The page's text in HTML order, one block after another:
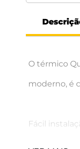
O térmico
moderno, é
Fácil